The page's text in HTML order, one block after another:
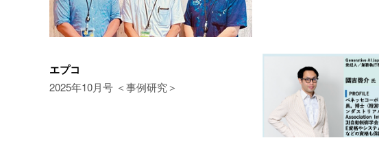
エプコ
2025年10月号 ＜事例研究＞